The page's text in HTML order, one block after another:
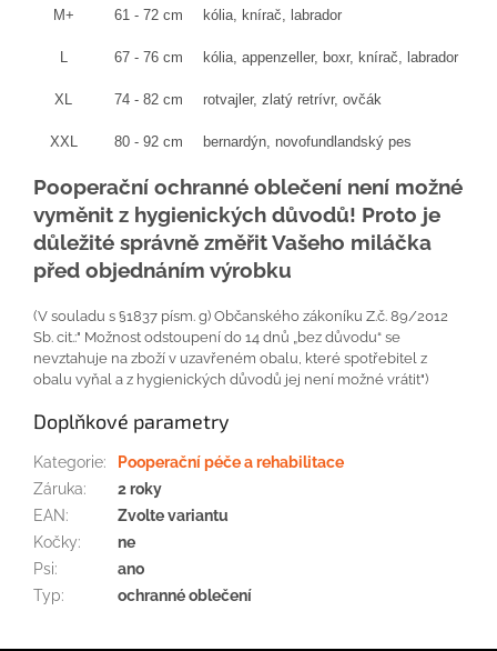
M+ 61 - 72 cm kólia, knírač, labrador
67 - 76 cm kólia, appenzeller, boxr, knírač, labrador
XL 74 - 82 cm rotvajler, zlatý retrívr, ovčák
XXL 80 - 92 cm bernardýn, novofundlandský pes
Pooperační ochranné oblečení není možné
vyměnit z hygienických důvodů! Proto je
důležité správně změřit Vašeho miláčka
před objednáním výrobku
(V souladu s §1837 písm. g) Občanského zákoníku Z.č. 89/2012
Sb. cit.:" Možnost odstoupení do 14 dnů „bez důvodu“ se
nevztahuje na zboží v uzavřeném obalu, které spotřebitel z
obalu vyňal a z hygienických důvodů jej není možné vrátit")
Doplňkové parametry
Kategorie:
Pooperační péče a rehabilitace
Záruka:
2 roky
EAN:
Zvolte variantu
Kočky:
ne
Psi:
ano
Typ: ochranné oblečení